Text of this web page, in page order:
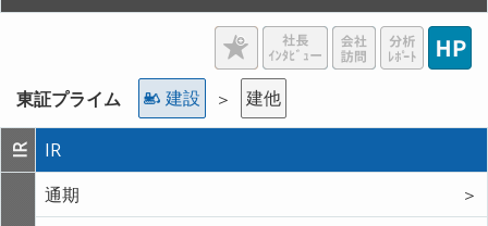
東証プライム 建設 ＞ 建他
IR IR
通期
＞